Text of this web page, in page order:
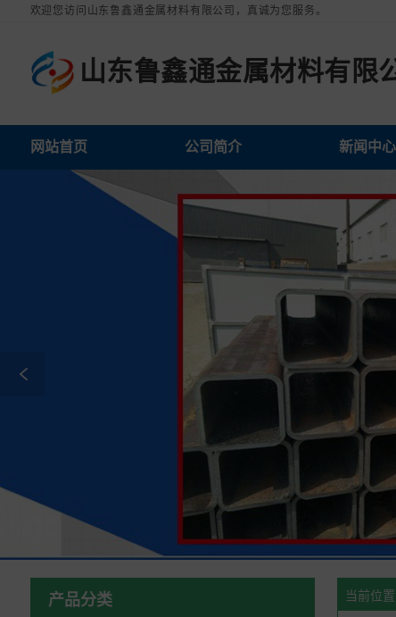
欢迎您访问山东鲁鑫通金属材料有限公司，真诚为您服务。
山东鲁鑫通金属材料有限
司网站首页
东鲁鑫通金属材料有限公司公司简介山东鲁鑫通金属材料有限公司新闻中心
山东鲁鑫通
产品分类 当前位